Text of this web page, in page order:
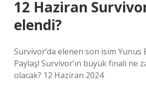
12 Haziran
elendi?
Survivor’da elenen son isim Yunus
Paylaş! Survivor’ın büyük finali ne
olacak? 12 Haziran 2024